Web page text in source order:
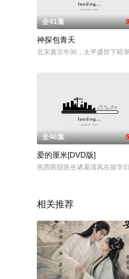
全41集
神探包青天
北宋真宗年间，太平盛世下暗
全46集
爱的厘米[DVD版]
燕西医院医生诸葛清风在留学
相关推荐